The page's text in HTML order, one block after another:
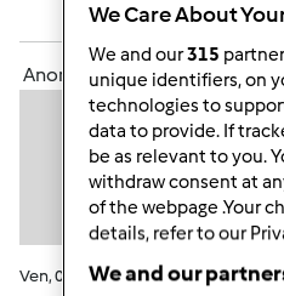
Accedio registrati
Anonimo (non verificato)
Ven, 09/05/2014 - 20:52
We Care About
We and our315
unique identifiers, on
technologies to
data to provide. If
be as relevant to you.
withdraw consent at
of the webpage .Your
details, refer to our
We and our